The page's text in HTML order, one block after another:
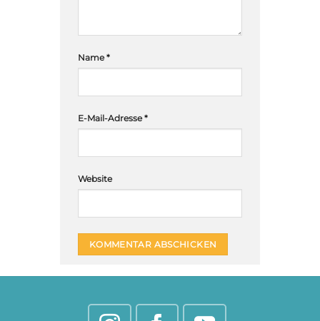
Name*
E-Mail-Adresse*
Website